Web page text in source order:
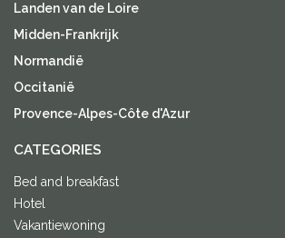
Landen van de Loire
Midden-Frankrijk
Normandië
Occitanië
Provence-Alpes-Côte d'Azur
CATEGORIES
Bed and breakfast
Hotel
Vakantiewoning